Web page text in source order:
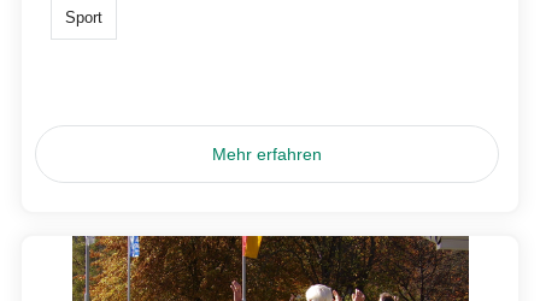
Sport
Mehr erfahren